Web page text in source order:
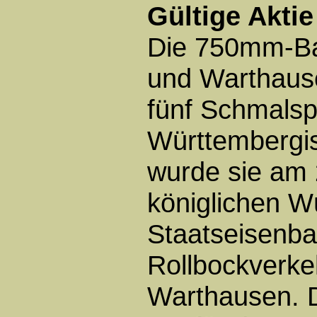
Gültige Aktie
Die 750mm-
und
fünf
wurde sie am
königlichen
Warthausen.